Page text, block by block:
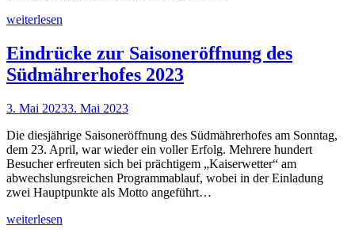
weiterlesen
Eindrücke zur Saisoneröffnung des
Südmährerhofes 2023
3. Mai 20233. Mai 2023
Die diesjährige Saisoneröffnung des Südmährerhofes am Sonntag,
dem 23. April, war wieder ein voller Erfolg. Mehrere hundert
Besucher erfreuten sich bei prächtigem „Kaiserwetter“ am
abwechslungsreichen Programmablauf, wobei in der Einladung
zwei Hauptpunkte als Motto angeführt…
weiterlesen